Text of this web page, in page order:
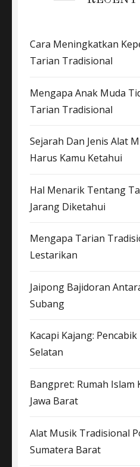
Cara Meningkatkan
Tarian Tradisional
Mengapa Anak Muda
Tarian Tradisional
Sejarah Dan Jenis Alat
Harus Kamu Ketahui
Hal Menarik Tentang
Jarang Diketahui
Mengapa Tarian
Lestarikan
Jaipong Bajidoran
Subang
Kacapi Kajang:
Selatan
Bangpret: Rumah Islam
Jawa Barat
Alat Musik Tradisional
Sumatera Barat